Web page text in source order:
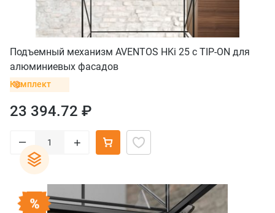
Подъемный механизм AVENTOS HKi 25 с TIP-ON для
алюминиевых фасадов
Комплект
23 394.72 ₽
– +